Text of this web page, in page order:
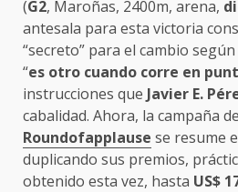
(G2, Maroñas, 2400m, arena,
antesala para esta victoria
“secreto” para el cambio
“es otro cuando corre en
instrucciones que Javier E.
cabalidad. Ahora, la campaña
Roundofapplause se resume
duplicando sus premios,
obtenido esta vez, hasta US$